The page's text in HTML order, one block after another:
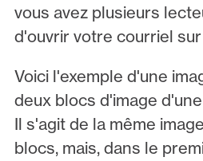
vous avez plusieurs
d'ouvrir votre courriel
Voici l'exemple d'une
deux blocs d'image
Il s'agit de la même
blocs, mais, dans le